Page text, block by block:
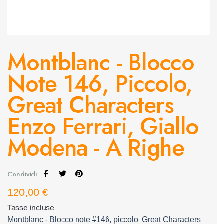
Montblanc - Blocco
Note 146, Piccolo,
Great Characters
Enzo Ferrari, Giallo
Modena - A Righe
Condividi
120,00 €
Tasse incluse
Montblanc - Blocco note #146, piccolo, Great Characters